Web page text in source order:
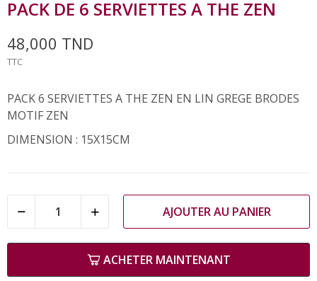
PACK DE 6 SERVIETTES A THE ZEN
48,000 TND
TTC
PACK 6 SERVIETTES A THE ZEN EN LIN GREGE BRODES
MOTIF ZEN
DIMENSION : 15X15CM
AJOUTER AU PANIER
ACHETER MAINTENANT